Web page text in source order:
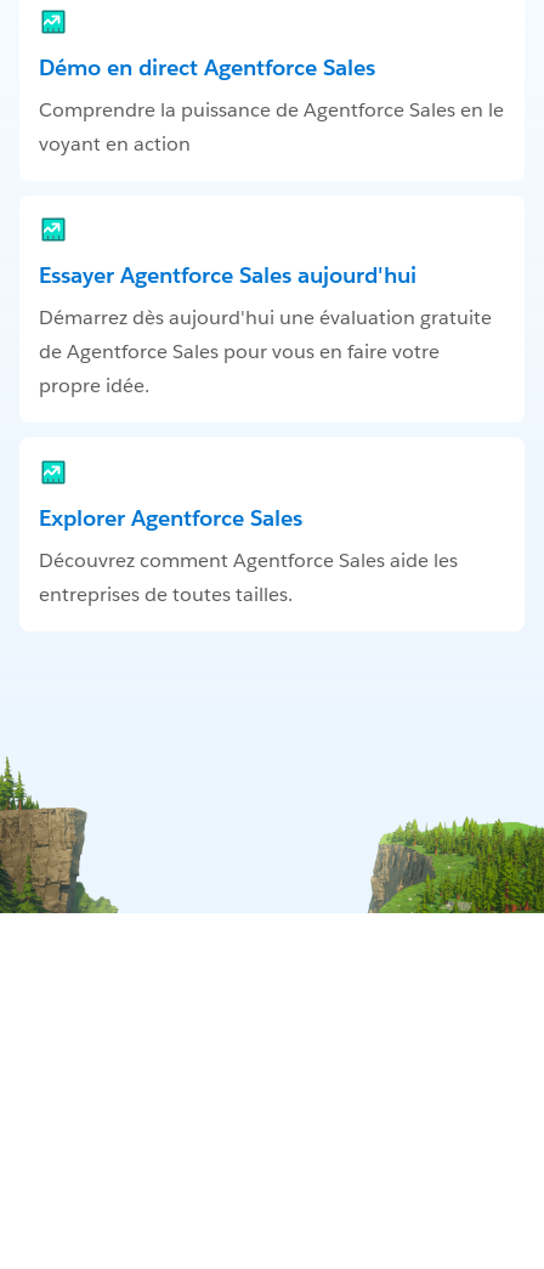
Démo en direct Agentforce Sales
Comprendre la puissance de Agentforce Sales en le
voyant en action
Essayer Agentforce Sales aujourd'hui
Démarrez dès aujourd'hui une évaluation gratuite
de Agentforce Sales pour vous en faire votre
propre idée.
Explorer Agentforce Sales
Découvrez comment Agentforce Sales aide les
entreprises de toutes tailles.